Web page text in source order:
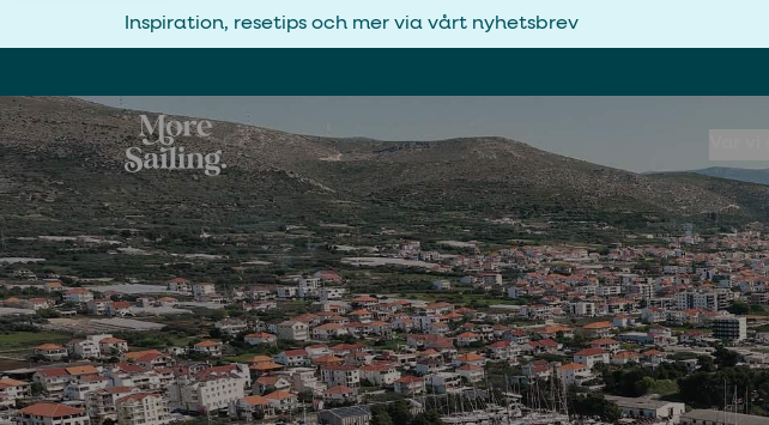
Inspiration, resetips och mer via vårt nyhetsbrev